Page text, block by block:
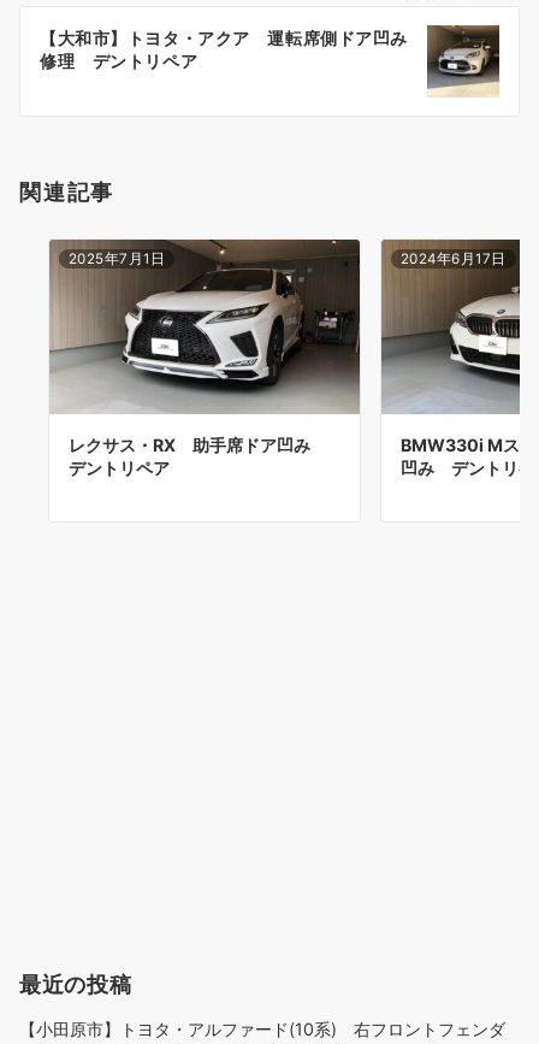
ン
【大和市】トヨタ・アクア 運転席側ドア凹み
修理 デントリペア
関連記事
2025年7月1日
レクサス・RX 助手席ドア凹み
デントリペア
2024年6月17日
BMW330i Mス
凹み デントリペ
最近の投稿
【小田原市】トヨタ・アルファード(10系) 右フロントフェンダ